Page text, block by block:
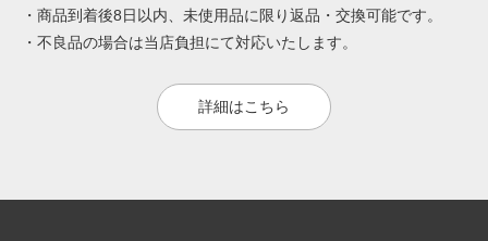
・商品到着後8日以内、未使用品に限り返品・交換可能です。
・不良品の場合は当店負担にて対応いたします。
詳細はこちら